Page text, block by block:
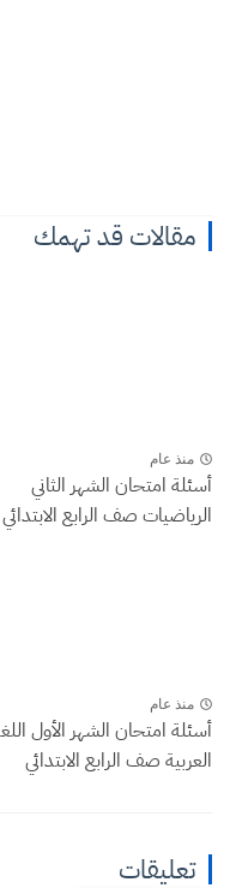
مقالات قد تهمك
منذ عام
أسئلة امتحان الشهر الثاني
الرياضيات صف الرابع الابتدائي
منذ عام
أسئلة امتحان الشهر الأول
العربية صف الرابع الابتدائي
تعليقات